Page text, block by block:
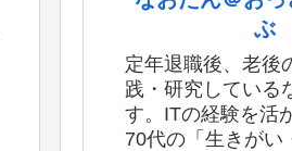
ぶ
定年退職後、老後
践・研究している
す。ITの経験を活
70代の「生きがい